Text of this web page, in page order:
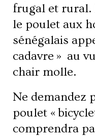
frugal et rural.
le poulet aux
sénégalais
cadavre » au
chair molle.
Ne demandez
poulet «
comprendra